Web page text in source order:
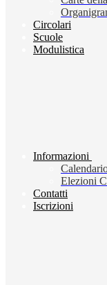
Circolari
Scuole
Modulistica
Informazioni
Elezioni
Contatti
Iscrizioni